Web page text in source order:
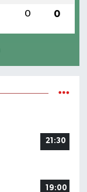
0 0
21:30
19:00